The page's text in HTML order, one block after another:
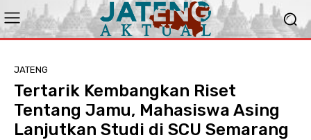
JATENG
Tertarik Kembangkan Riset
Tentang Jamu, Mahasiswa Asing
Lanjutkan Studi di SCU Semarang